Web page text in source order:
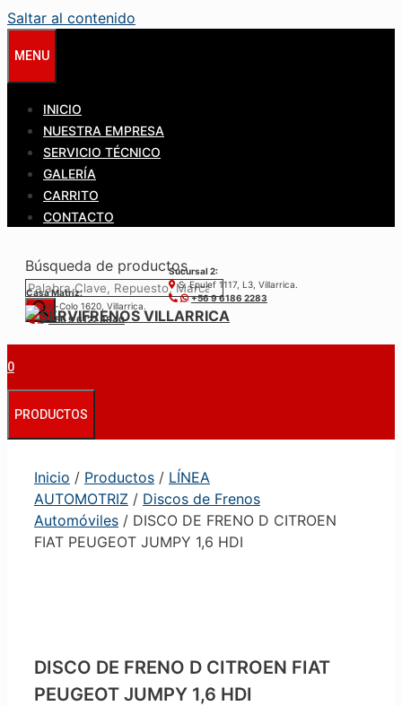
Saltar al contenido
MENU
INICIO
NUESTRA EMPRESA
SERVICIO TÉCNICO
GALERÍA
CARRITO
CONTACTO
Búsqueda de productos
Casa Matríz:
Colo-Colo 1620, Villarrica.
+56 9 6122 3840
Sucursal 2:
S. Epulef 1117, L3, Villarrica.
+56 9 6186 2283
0
PRODUCTOS
Inicio / Productos / LÍNEA
AUTOMOTRIZ / Discos de Frenos
Automóviles / DISCO DE FRENO D CITROEN
FIAT PEUGEOT JUMPY 1,6 HDI
DISCO DE FRENO D CITROEN FIAT
PEUGEOT JUMPY 1,6 HDI